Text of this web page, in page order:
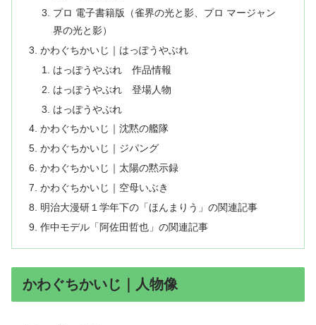
プロ 電子書籍版（雀界の光と影、プロ マージャン
界の光と影）
かわぐちかいじ｜はっぽうやぶれ
はっぽうやぶれ 作品情報
はっぽうやぶれ 登場人物
はっぽうやぶれ
かわぐちかいじ｜沈黙の艦隊
かわぐちかいじ｜ジパング
かわぐちかいじ｜太陽の黙示録
かわぐちかいじ｜空母いぶき
明治大漫研１学年下の「ほんまりう」の関連記事
作中モデル「阿佐田哲也」の関連記事
かわぐちかいじ｜人物像